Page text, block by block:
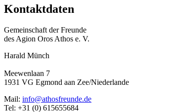
Kontaktdaten
Gemeinschaft der Freunde
des Agion Oros Athos e. V.
Harald Münch
Meewenlaan 7
1931 VG Egmond aan Zee/Niederlande
Mail: info@athosfreunde.de
Tel: +31 (0) 615655684